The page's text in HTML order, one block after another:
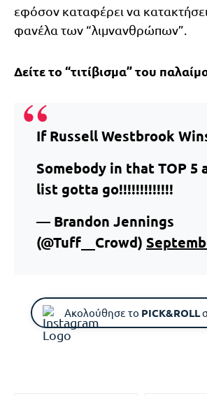
εφόσον καταφέρει να κατακτήσει
φανέλα των “λιμνανθρώπων”.
Δείτε το “τιτίβισμα” του
If Russell Westbrook
Somebody in that TOP 5
list gotta go!!!!!!!!!!!!!
— Brandon Jennings
(@Tuff__Crowd)
Ακολούθησε το PICK&ROLL